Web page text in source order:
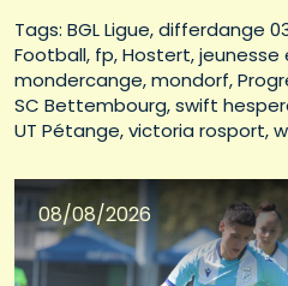
Tags: BGL Ligue differdange
Football fp Hostert jeunesse
mondercange mondorf
SC Bettembourg swift
UT Pétange victoria rosport
08/08/2026